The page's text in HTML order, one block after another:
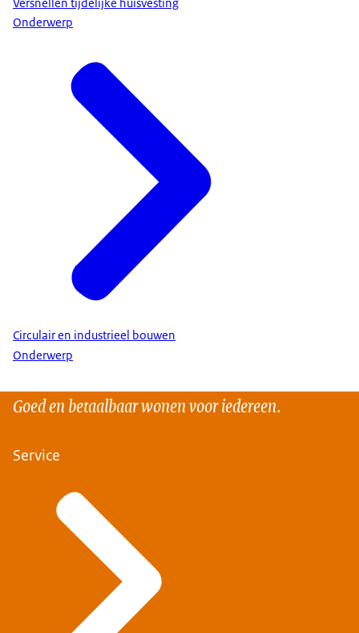
Onderwerp
Circulair en industrieel bouwen
Onderwerp
Goed en betaalbaar wonen voor iedereen.
Service